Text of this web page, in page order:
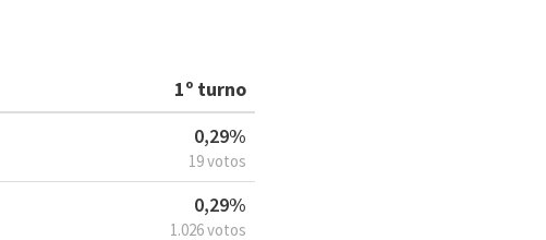
1º turno
0,29%
19 votos
0,29%
1.026 votos